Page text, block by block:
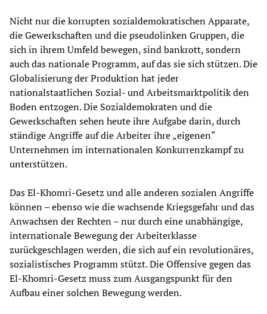
Nicht nur die korrupten sozialdemokratischen Apparate,
die Gewerkschaften und die pseudolinken Gruppen, die
sich in ihrem Umfeld bewegen, sind bankrott, sondern
auch das nationale Programm, auf das sie sich stützen. Die
Globalisierung der Produktion hat jeder
nationalstaatlichen Sozial- und Arbeitsmarktpolitik den
Boden entzogen. Die Sozialdemokraten und die
Gewerkschaften sehen heute ihre Aufgabe darin, durch
ständige Angriffe auf die Arbeiter ihre „eigenen“
Unternehmen im internationalen Konkurrenzkampf zu
unterstützen.
Das El-Khomri-Gesetz und alle anderen sozialen Angriffe
können – ebenso wie die wachsende Kriegsgefahr und das
Anwachsen der Rechten – nur durch eine unabhängige,
internationale Bewegung der Arbeiterklasse
zurückgeschlagen werden, die sich auf ein revolutionäres,
sozialistisches Programm stützt. Die Offensive gegen das
El-Khomri-Gesetz muss zum Ausgangspunkt für den
Aufbau einer solchen Bewegung werden.